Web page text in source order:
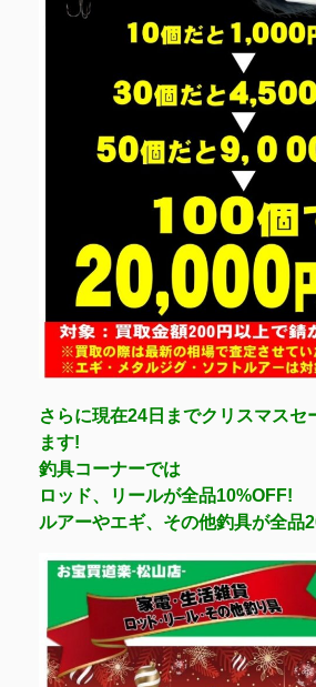
さらに現在24日までクリスマスセ
ます!
釣具コーナーでは
ロッド、リールが全品10%OFF!
ルアーやエギ、その他釣具が全品